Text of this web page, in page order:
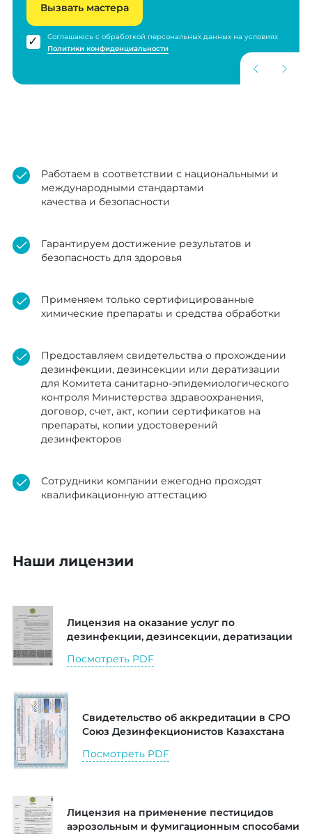
Вызвать мастера
Соглашаюсь с обработкой персональных данных на условиях
Политики конфиденциальности
Работаем в соответствии с национальными и
международными стандартами
качества и безопасности
Гарантируем достижение результатов и
безопасность для здоровья
Применяем только сертифицированные
химические препараты и средства обработки
Предоставляем свидетельства о прохождении
дезинфекции, дезинсекции или дератизации
для Комитета санитарно-эпидемиологического
контроля Министерства здравоохранения,
договор, счет, акт, копии сертификатов на
препараты, копии удостоверений
дезинфекторов
Сотрудники компании ежегодно проходят
квалификационную аттестацию
Наши лицензии
Лицензия на оказание услуг по
дезинфекции, дезинсекции, дератизации
Посмотреть PDF
Свидетельство об аккредитации в СРО
Союз Дезинфекционистов Казахстана
Посмотреть PDF
Лицензия на применение пестицидов
аэрозольным и фумигационным способами